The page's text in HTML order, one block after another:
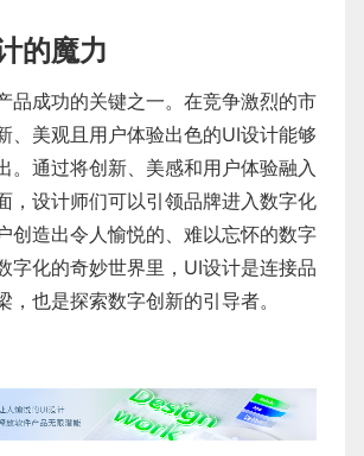
的魔力
品成功的关键之一。在竞争激烈的市
、美观且用户体验出色的UI设计能够
。通过将创新、美感和用户体验融入
，设计师们可以引领品牌进入数字化
创造出令人愉悦的、难以忘怀的数字
字化的奇妙世界里，UI设计是连接品
，也是探索数字创新的引导者。